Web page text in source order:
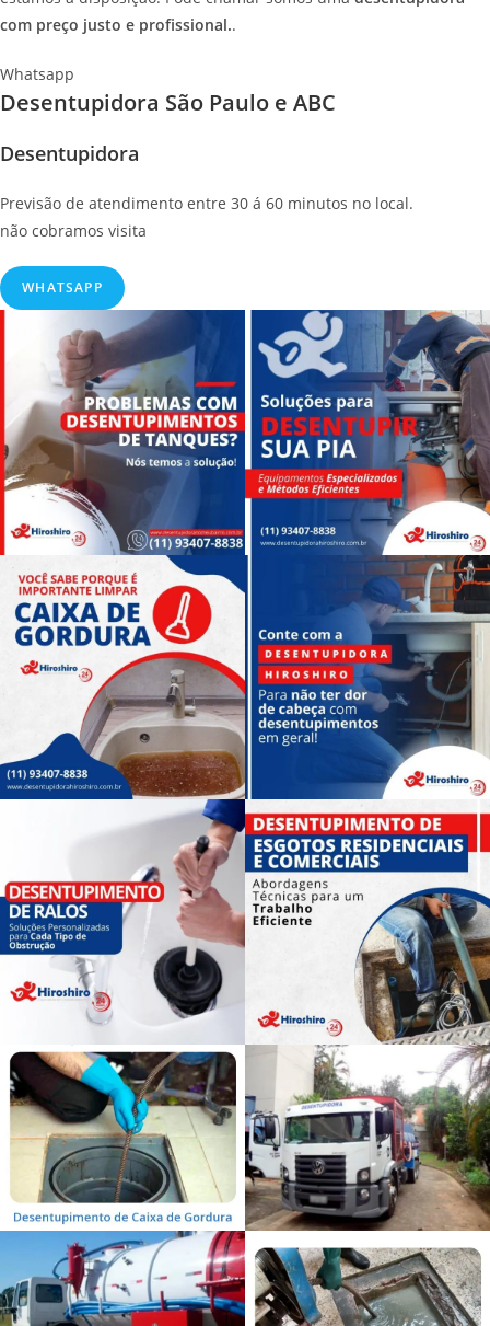
com preço justo e profissional..
Whatsapp
Desentupidora São Paulo e ABC
Desentupidora
Previsão de atendimento entre 30 á 60 minutos no local.
não cobramos visita
WHATSAPP